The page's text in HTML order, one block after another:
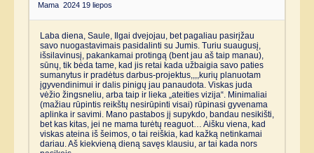
Mama 2024 19 liepos
Laba diena, Saule, Ilgai dvejojau, bet pagaliau pasirįžau
savo nuogastavimais pasidalinti su Jumis. Turiu suaugusį,
išsilavinusį, pakankamai protingą (bent jau aš taip manau),
sūnų, tik bėda tame, kad jis retai kada užbaigia savo paties
sumanytus ir pradėtus darbus-projektus,,,,kurių planuotam
įgyvendinimui ir dalis pinigų jau panaudota. Viskas juda
vėžio žingsneliu, arba taip ir lieka „ateities vizija“. Minimaliai
(mažiau rūpintis reikštų nesirūpinti visai) rūpinasi gyvenama
aplinka ir savimi. Mano pastabos jį supykdo, bandau nesikišti,
bet kas kitas, jei ne mama turėtų reaguot… Aišku viena, kad
viskas ateina iš šeimos, o tai reiškia, kad kažką netinkamai
dariau. Aš kiekvieną dieną savęs klausiu, ar tai kada nors